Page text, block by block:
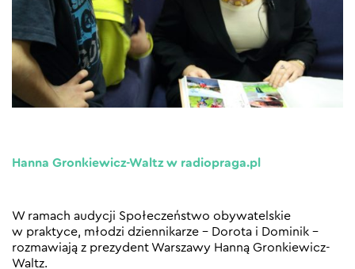
Hanna Gronkiewicz-Waltz w radiopraga.pl
W ramach audycji Społeczeństwo obywatelskie
w praktyce, młodzi dziennikarze – Dorota i Dominik –
rozmawiają z prezydent Warszawy Hanną Gronkiewicz-
Waltz.